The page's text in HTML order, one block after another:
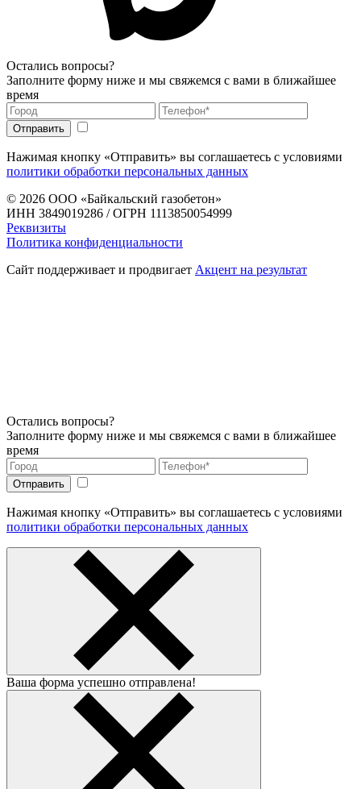
Остались вопросы?
Заполните форму ниже и мы свяжемся с вами в ближайшее
время
Нажимая кнопку «Отправить» вы соглашаетесь с условиями
политики обработки персональных данных
© 2026 ООО «Байкальский газобетон»
ИНН 3849019286 / ОГРН 1113850054999
Реквизиты
Политика конфиденциальности
Сайт поддерживает и продвигает Акцент на результат
Остались вопросы?
Заполните форму ниже и мы свяжемся с вами в ближайшее
время
Нажимая кнопку «Отправить» вы соглашаетесь с условиями
политики обработки персональных данных
Ваша форма успешно отправлена!